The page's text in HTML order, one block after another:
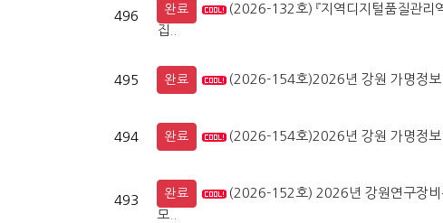
496 완료
(2026-132호) 『지역디지털품질관리
집..
495 완료 (2026-154호)2026년 강원 가명정보
494 완료 (2026-154호)2026년 강원 가명정보
493 완료
(2026-152호) 2026년 강원연구장비
모..